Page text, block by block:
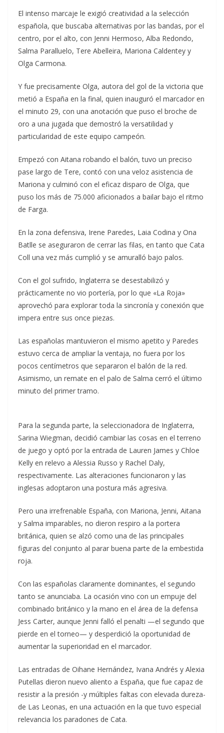
El intenso marcaje le exigió creatividad a la selección
española, que buscaba alternativas por las bandas, por el
centro, por el alto, con Jenni Hermoso, Alba Redondo,
Salma Paralluelo, Tere Abelleira, Mariona Caldentey y
Olga Carmona.
Y fue precisamente Olga, autora del gol de la victoria que
metió a España en la final, quien inauguró el marcador en
el minuto 29, con una anotación que puso el broche de
oro a una jugada que demostró la versatilidad y
particularidad de este equipo campeón.
Empezó con Aitana robando el balón, tuvo un preciso
pase largo de Tere, contó con una veloz asistencia de
Mariona y culminó con el eficaz disparo de Olga, que
puso los más de 75.000 aficionados a bailar bajo el ritmo
de Farga.
En la zona defensiva, Irene Paredes, Laia Codina y Ona
Batlle se aseguraron de cerrar las filas, en tanto que Cata
Coll una vez más cumplió y se amuralló bajo palos.
Con el gol sufrido, Inglaterra se desestabilizó y
prácticamente no vio portería, por lo que «La Roja»
aprovechó para explorar toda la sincronía y conexión que
impera entre sus once piezas.
Las españolas mantuvieron el mismo apetito y Paredes
estuvo cerca de ampliar la ventaja, no fuera por los
pocos centímetros que separaron el balón de la red.
Asimismo, un remate en el palo de Salma cerró el último
minuto del primer tramo.
Para la segunda parte, la seleccionadora de Inglaterra,
Sarina Wiegman, decidió cambiar las cosas en el terreno
de juego y optó por la entrada de Lauren James y Chloe
Kelly en relevo a Alessia Russo y Rachel Daly,
respectivamente. Las alteraciones funcionaron y las
inglesas adoptaron una postura más agresiva.
Pero una irrefrenable España, con Mariona, Jenni, Aitana
y Salma imparables, no dieron respiro a la portera
británica, quien se alzó como una de las principales
figuras del conjunto al parar buena parte de la embestida
roja.
Con las españolas claramente dominantes, el segundo
tanto se anunciaba. La ocasión vino con un empuje del
combinado británico y la mano en el área de la defensa
Jess Carter, aunque Jenni falló el penalti —el segundo que
pierde en el torneo— y desperdició la oportunidad de
aumentar la superioridad en el marcador.
Las entradas de Oihane Hernández, Ivana Andrés y Alexia
Putellas dieron nuevo aliento a España, que fue capaz de
resistir a la presión -y múltiples faltas con elevada dureza-
de Las Leonas, en una actuación en la que tuvo especial
relevancia los paradones de Cata.